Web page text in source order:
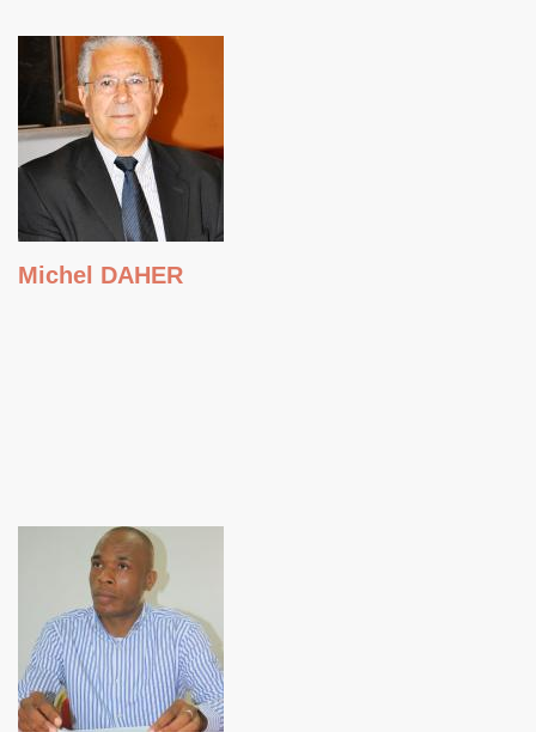
Michel DAHER